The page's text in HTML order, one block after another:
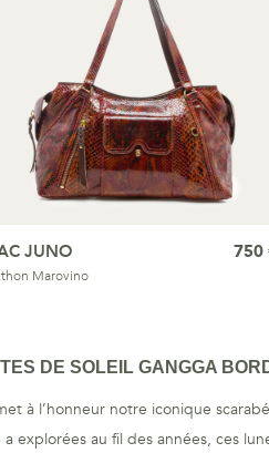
JUNO
Marovino
750
DE SOLEIL GANGGA
à l’honneur notre iconique
explorées au fil des années, ces